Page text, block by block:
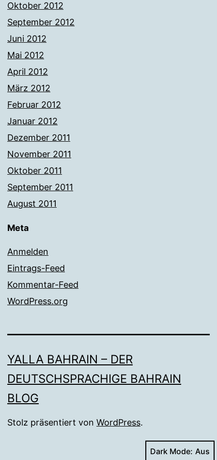
Oktober 2012
September 2012
Juni 2012
Mai 2012
April 2012
März 2012
Februar 2012
Januar 2012
Dezember 2011
November 2011
Oktober 2011
September 2011
August 2011
Meta
Anmelden
Eintrags-Feed
Kommentar-Feed
WordPress.org
YALLA BAHRAIN – DER
DEUTSCHSPRACHIGE BAHRAIN
BLOG
Stolz präsentiert von WordPress.
Dark Mode: